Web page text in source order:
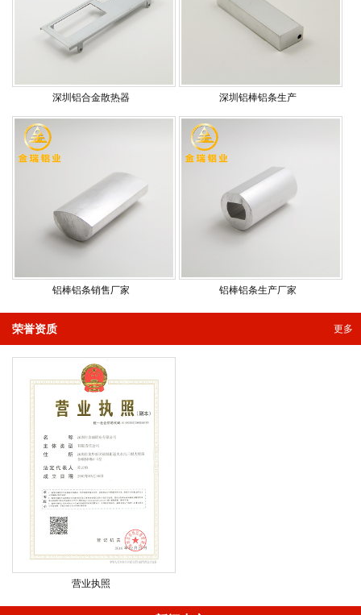
深圳铝合金散热器 深圳铝棒铝条生产
铝棒铝条销售厂家 铝棒铝条生产厂家
更多
荣誉资质
营业执照